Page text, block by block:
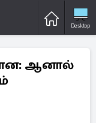
Desktop
ஆனால்